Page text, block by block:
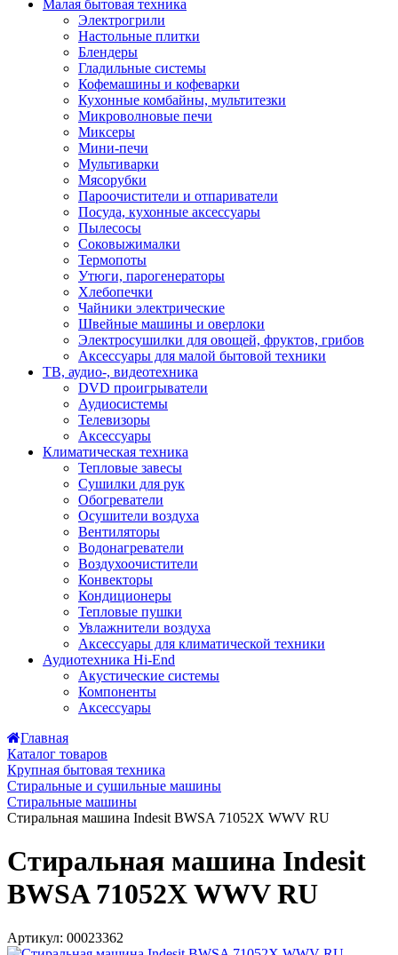
Малая бытовая техника
Электрогрили
Настольные плитки
Блендеры
Гладильные системы
Кофемашины и кофеварки
Кухонные комбайны, мультитезки
Микроволновые печи
Миксеры
Мини-печи
Мультиварки
Мясорубки
Пароочистители и отпариватели
Посуда, кухонные аксессуары
Пылесосы
Соковыжималки
Термопоты
Утюги, парогенераторы
Хлебопечки
Чайники электрические
Швейные машины и оверлоки
Электросушилки для овощей, фруктов, грибов
Аксессуары для малой бытовой техники
ТВ, аудио-, видеотехника
DVD проигрыватели
Аудиосистемы
Телевизоры
Аксессуары
Климатическая техника
Тепловые завесы
Сушилки для рук
Обогреватели
Осушители воздуха
Вентиляторы
Водонагреватели
Воздухоочистители
Конвекторы
Кондиционеры
Тепловые пушки
Увлажнители воздуха
Аксессуары для климатической техники
Аудиотехника Hi-End
Акустические системы
Компоненты
Аксессуары
Главная
Каталог товаров
Крупная бытовая техника
Стиральные и сушильные машины
Стиральные машины
Стиральная машина Indesit BWSA 71052X WWV RU
Стиральная машина Indesit
BWSA 71052X WWV RU
Артикул: 00023362